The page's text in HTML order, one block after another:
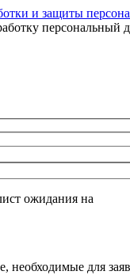
и защиты
персональный
ожидания на
необходимые для